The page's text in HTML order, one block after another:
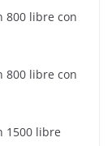
800 libre con
800 libre con
1500 libre